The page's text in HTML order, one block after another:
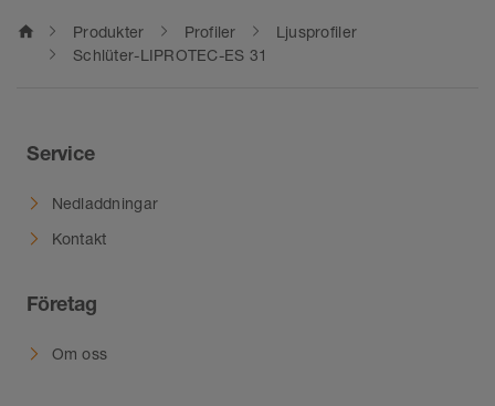
home Produkter Profiler
Ljusprofiler
Schlüter-LIPROTEC-ES 31
Service
Nedladdningar
Kontakt
Företag
Om oss